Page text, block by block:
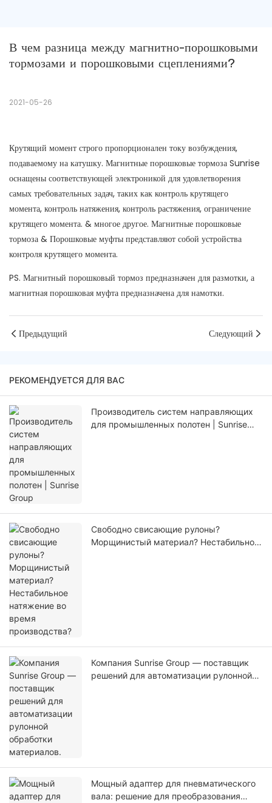
В чем разница между магнитно-порошковыми
тормозами и порошковыми сцеплениями?
2021-05-26
Крутящий момент строго пропорционален току возбуждения,
подаваемому на катушку. Магнитные порошковые тормоза Sunrise
оснащены соответствующей электроникой для удовлетворения
самых требовательных задач, таких как контроль крутящего
момента, контроль натяжения, контроль растяжения, ограничение
крутящего момента. & многое другое. Магнитные порошковые
тормоза & Порошковые муфты представляют собой устройства
контроля крутящего момента.
PS. Магнитный порошковый тормоз предназначен для размотки, а
магнитная порошковая муфта предназначена для намотки.
Предыдущий Следующий
РЕКОМЕНДУЕТСЯ ДЛЯ ВАС
Производитель систем направляющих
для промышленных полотен | Sunrise
Свободно свисающие рулоны?
Морщинистый материал? Нестабильное
Компания Sunrise Group — поставщик
решений для автоматизации рулонной
Мощный адаптер для пневматического
вала: решение для преобразования